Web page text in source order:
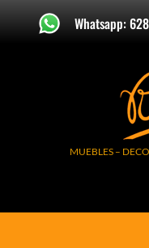
Whatsapp:
MUEBLES –